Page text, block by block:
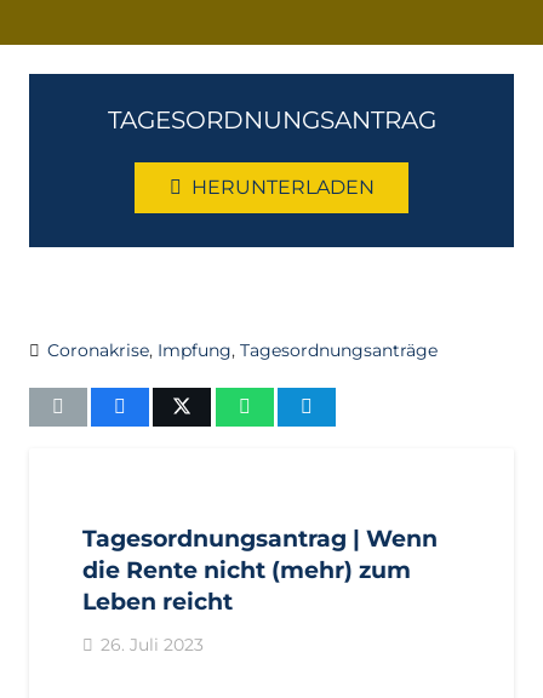
TAGESORDNUNGSANTRAG
HERUNTERLADEN
Coronakrise, Impfung, Tagesordnungsanträge
Tagesordnungsantrag | Wenn
die Rente nicht (mehr) zum
Leben reicht
26. Juli 2023